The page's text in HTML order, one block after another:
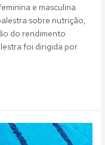
e masculina
sobre nutrição,
do rendimento
foi dirigida por